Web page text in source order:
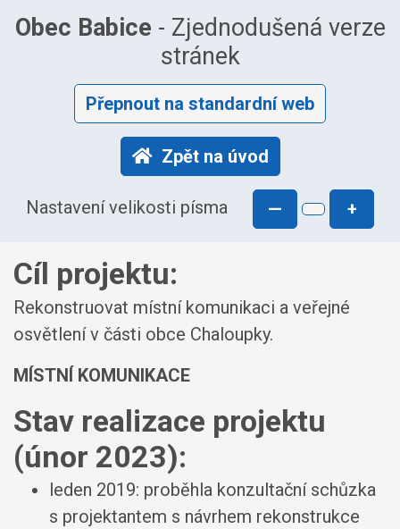
Obec Babice - Zjednodušená verze
stránek
Přepnout na standardní web
Zpět na úvod
Nastavení velikosti písma — +
Cíl projektu:
Rekonstruovat místní komunikaci a veřejné
osvětlení v části obce Chaloupky.
MÍSTNÍ KOMUNIKACE
Stav realizace projektu
(únor 2023):
leden 2019: proběhla konzultační schůzka
s projektantem s návrhem rekonstrukce